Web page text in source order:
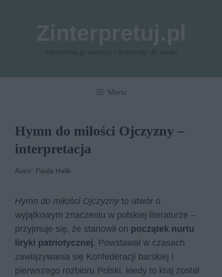
Menu
Hymn do miłości Ojczyzny –
interpretacja
Autor: Paula Halik
Hymn do miłości Ojczyznyto utwór o
wyjątkowym znaczeniu w polskiej literaturze –
przyjmuje się, że stanowił on początek nurtu
liryki patriotycznej. Powstawał w czasach
zawiązywania się Konfederacji barskiej i
pierwszego rozbioru Polski, kiedy to kraj został